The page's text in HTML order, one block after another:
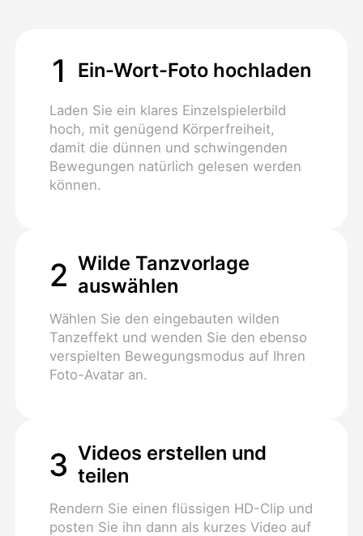
1 Ein-Wort-Foto hochladen
Laden Sie ein klares Einzelspielerbild
hoch, mit genügend Körperfreiheit,
damit die dünnen und schwingenden
Bewegungen natürlich gelesen werden
können.
2 Wilde Tanzvorlage
auswählen
Wählen Sie den eingebauten wilden
Tanzeffekt und wenden Sie den ebenso
verspielten Bewegungsmodus auf Ihren
Foto-Avatar an.
3 Videos erstellen und
teilen
Rendern Sie einen flüssigen HD-Clip und
posten Sie ihn dann als kurzes Video auf